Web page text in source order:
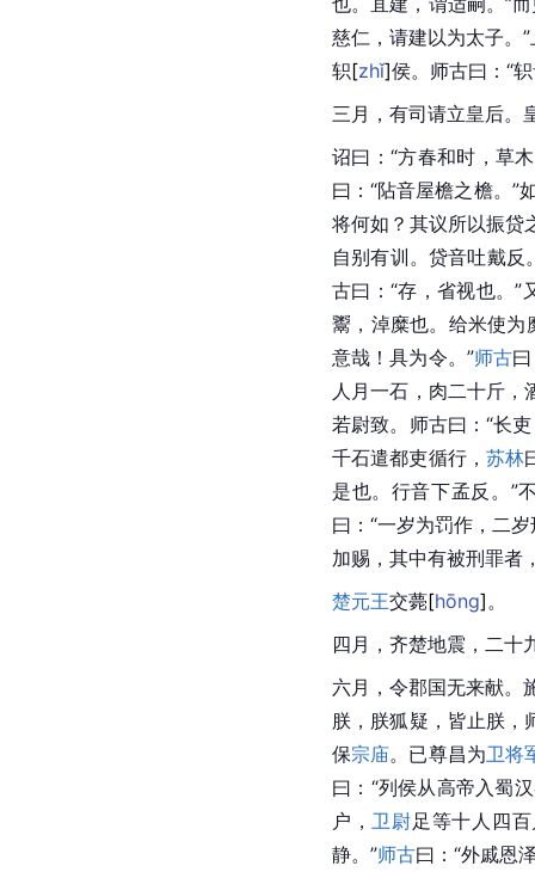
慈仁，请建以为太子。
轵[zhǐ]侯。师古曰：“
三月，有司请立皇后。
诏曰：“方春和时，草
曰：“阽音屋檐之檐。”
将何如？其议所以振贷
自别有训。贷音吐戴反
古曰：“存，省视也。
鬻，淖糜也。给米使为
意哉！具为令。”师古
人月一石，肉二十斤，
若尉致。 师古曰：“长
千石遣都吏循行， 苏林
是也。行音下孟反。”
曰：“一岁为罚作，二
加赐，其中有被刑罪者
楚元王交薨[hōng] 。
四月，齐楚地震，二十
六月，令郡国无来献。
朕，朕狐疑，皆止朕，
保宗庙。已尊昌为卫将
曰：“列侯从高帝入蜀
户， 卫尉足等十人四
静。”师古曰：“外戚恩